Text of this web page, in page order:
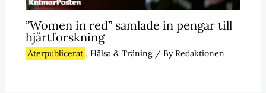
”Women in red” samlade in pengar till
hjärtforskning
Återpublicerat , Hälsa & Träning/ ByRedaktionen